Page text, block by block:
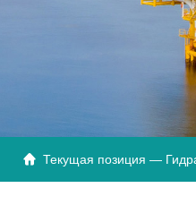
 Текущая позиция —